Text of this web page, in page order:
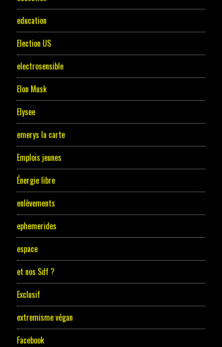
education
Election US
electrosensible
Elon Musk
Elysee
emerys la carte
Emplois jeunes
Énergie libre
enlèvements
ephemerides
espace
et nos Sdf ?
Exclusif
extremisme végan
Facebook